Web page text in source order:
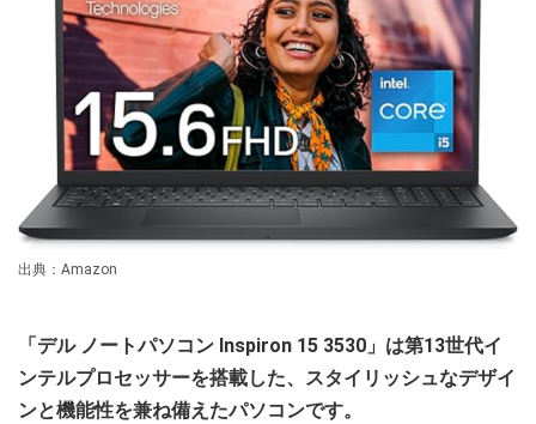
出典：Amazon
「デル ノートパソコン Inspiron 15 3530」は第13世代イ
ンテルプロセッサーを搭載した、スタイリッシュなデザイ
ンと機能性を兼ね備えたパソコンです。